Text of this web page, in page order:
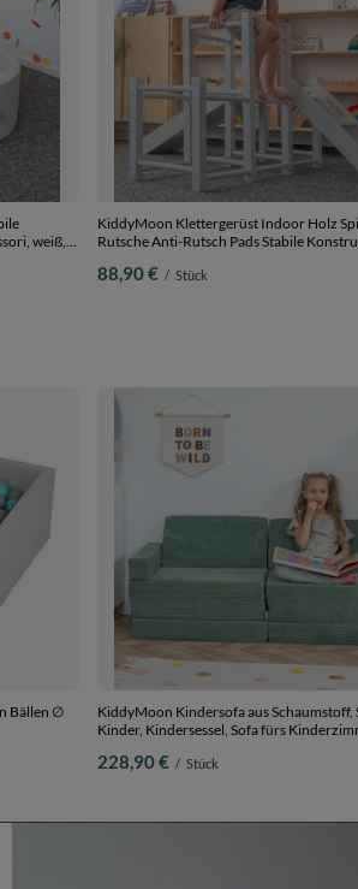
weiß,
KiddyMoon Klettergerüst Indoor Holz
Rutsche Anti-Rutsch Pads Stabile
88,90 € / Stück
Bällen ∅
KiddyMoon Kindersofa aus Schaumstoff,
Kinder, Kindersessel, Sofa fürs
Kissen
228,90 € / Stück